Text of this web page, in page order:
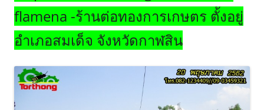
flamena -ร้านต่อทองการเกษตร ตั้งอยู่
อำเภอสมเด็จ จังหวัดกาฬสิน